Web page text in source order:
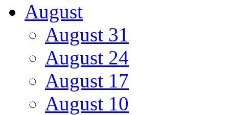
August
August 31
August 24
August 17
August 10